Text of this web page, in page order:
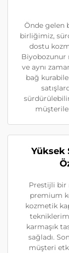
Önde gelen
birliğimiz,
dostu
Biyobozunur
ve aynı
bağ
Yüksek
Prestijli bir
premium
kozmetik
karmaşık
sağladı.
müşteri